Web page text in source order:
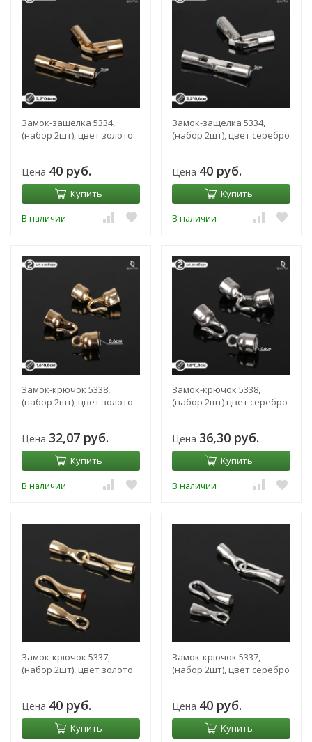
Замок-защелка 5334,
(набор 2шт), цвет золото
Цена 40 руб.
Купить
В наличии
Замок-защелка 5334,
(набор 2шт), цвет серебро
Цена 40 руб.
Купить
В наличии
Замок-крючок 5338,
(набор 2шт), цвет золото
Цена 32,07 руб.
Купить
В наличии
Замок-крючок 5338,
(набор 2шт) цвет серебро
Цена 36,30 руб.
Купить
В наличии
Замок-крючок 5337,
(набор 2шт), цвет золото
Цена 40 руб.
Купить
Замок-крючок 5337,
(набор 2шт), цвет серебро
Цена 40 руб.
Купить